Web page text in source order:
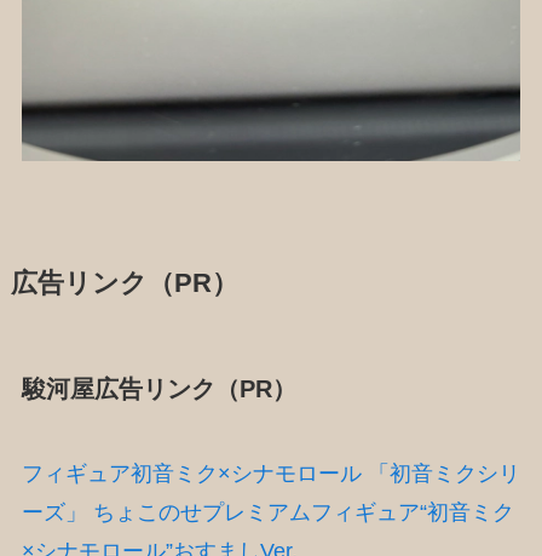
広告リンク（PR）
駿河屋広告リンク（PR）
フィギュア初音ミク×シナモロール 「初音ミクシリ
ーズ」 ちょこのせプレミアムフィギュア“初音ミク
×シナモロール”おすましVer.